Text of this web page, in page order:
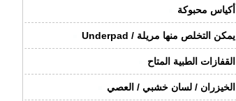
أكياس محبوكة
يمكن التخلص منها مريلة / Underpad
القفازات الطبية المتاح
الخيزران / لسان خشبي / العصي